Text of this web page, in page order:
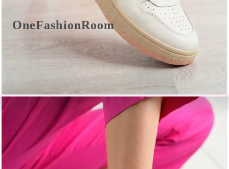
OneFashionRoom
Правила и условия
Отзиви от клиенти
Прилагане на промоции
Бързи връзки